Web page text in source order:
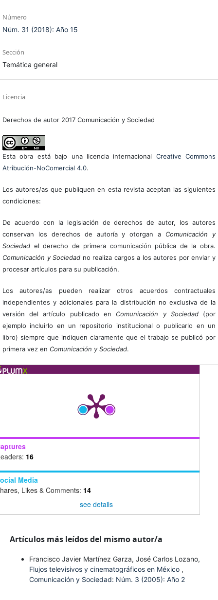
Número
Núm. 31 (2018): Año 15
Sección
Temática general
Licencia
Derechos de autor 2017 Comunicación y Sociedad
Esta obra está bajo una licencia internacional Creative Commons
Atribución-NoComercial 4.0.
Los autores/as que publiquen en esta revista aceptan las siguientes
condiciones:
De acuerdo con la legislación de derechos de autor, los autores
conservan los derechos de autoría y otorgan a Comunicación y
Sociedadel derecho de primera comunicación pública de la obra.
Comunicación y Sociedad no realiza cargos a los autores por enviar y
procesar artículos para su publicación.
Los autores/as pueden realizar otros acuerdos contractuales
independientes y adicionales para la distribución no exclusiva de la
versión del artículo publicado en Comunicación y Sociedad(por
ejemplo incluirlo en un repositorio institucional o publicarlo en un
libro) siempre que indiquen claramente que el trabajo se publicó por
primera vez en Comunicación y Sociedad.
16
Media
Likes & Comments: 14
see details
Artículos más leídos del mismo autor/a
Francisco Javier Martínez Garza, José Carlos Lozano,
Flujos televisivos y cinematográficos en México ,
Comunicación y Sociedad: Núm. 3 (2005): Año 2